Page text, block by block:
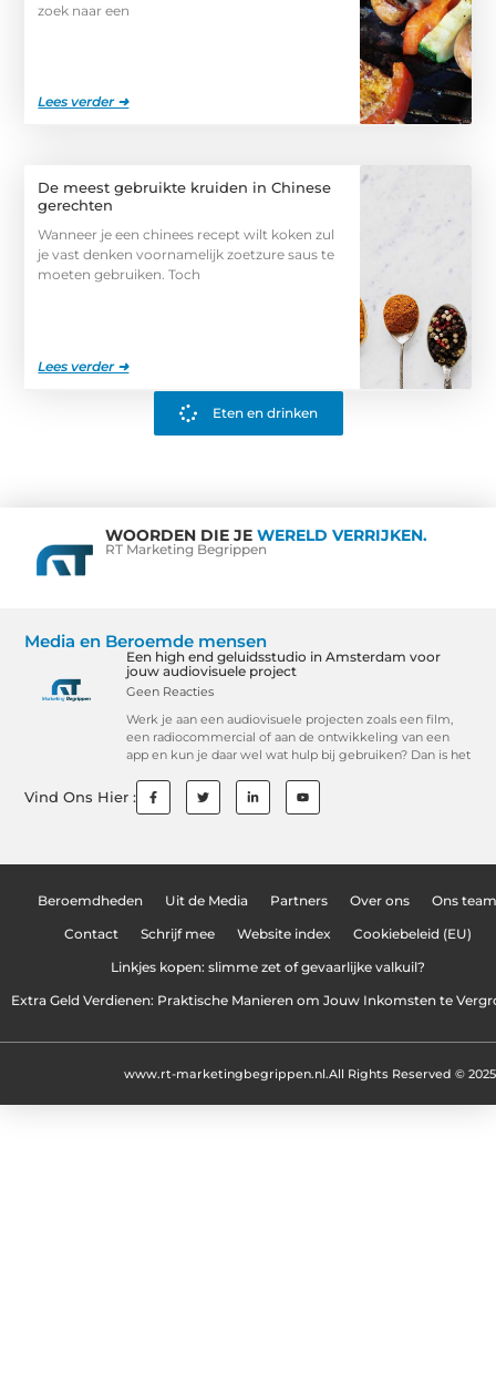
zoek naar een
Lees verder ➜
De meest gebruikte kruiden in Chinese
gerechten
Wanneer je een chinees recept wilt koken zul
je vast denken voornamelijk zoetzure saus te
moeten gebruiken. Toch
Lees verder ➜
Eten en drinken
WOORDEN DIE JE WERELD VERRIJKEN.
RT Marketing Begrippen
Media en Beroemde mensen
Een high end geluidsstudio in Amsterdam voor
jouw audiovisuele project
Geen Reacties
Werk je aan een audiovisuele projecten zoals een film,
een radiocommercial of aan de ontwikkeling van een
app en kun je daar wel wat hulp bij gebruiken? Dan is het
Vind Ons Hier :
Beroemdheden Uit de Media Partners Over ons Ons team
Contact Schrijf mee Website index Cookiebeleid (EU)
Linkjes kopen: slimme zet of gevaarlijke valkuil?
Extra Geld Verdienen: Praktische Manieren om Jouw Inkomsten te
All Rights Reserved © 2025
www.rt-marketingbegrippen.nl.